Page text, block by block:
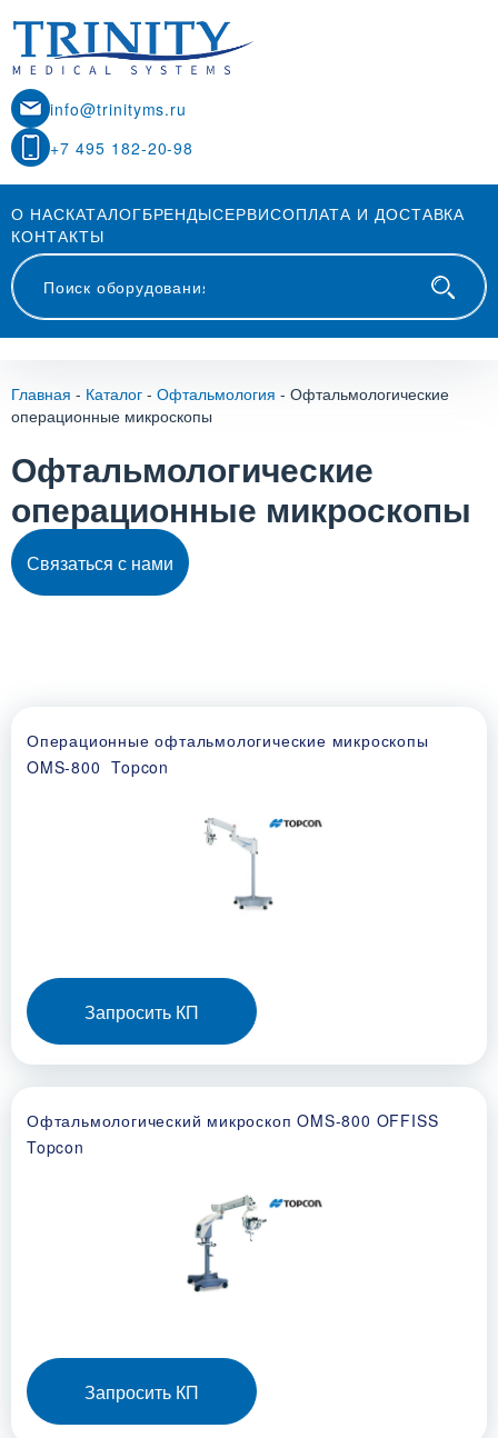
info@trinityms.ru
+7 495 182-20-98
О НАСКАТАЛОГБРЕНДЫСЕРВИСОПЛАТА И ДОСТАВКА
КОНТАКТЫ
Главная - Каталог - Офтальмология - Офтальмологические
операционные микроскопы
Офтальмологические
операционные микроскопы
Связаться с нами
Операционные офтальмологические микроскопы
OMS-800 Topcon
Запросить КП
Офтальмологический микроскоп OMS-800 OFFISS
Topcon
Запросить КП